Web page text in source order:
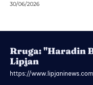
30/06/2026
Rruga: "Haradin
Lipjan
https://